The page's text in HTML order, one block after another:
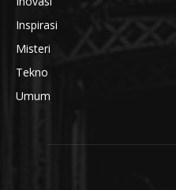
Inspirasi
Misteri
Tekno
Umum